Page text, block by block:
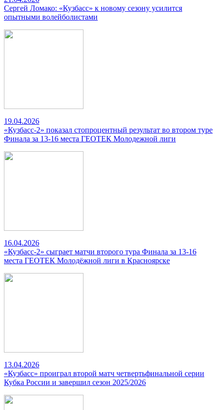
Сергей Ломако: «Кузбасс» к новому сезону усилится
опытными волейболистами
19.04.2026
«Кузбасс-2» показал стопроцентный результат во втором туре
Финала за 13-16 места ГЕОТЕК Молодежной лиги
16.04.2026
«Кузбасс-2» сыграет матчи второго тура Финала за 13-16
места ГЕОТЕК Молодёжной лиги в Красноярске
13.04.2026
«Кузбасс» проиграл второй матч четвертьфинальной серии
Кубка России и завершил сезон 2025/2026